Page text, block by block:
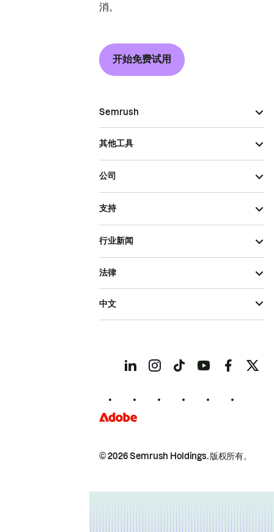
消。
开始免费试用
Semrush
其他工具
公司
支持
行业新闻
© 2026 Semrush Holdings.版权所有。
法律
中文